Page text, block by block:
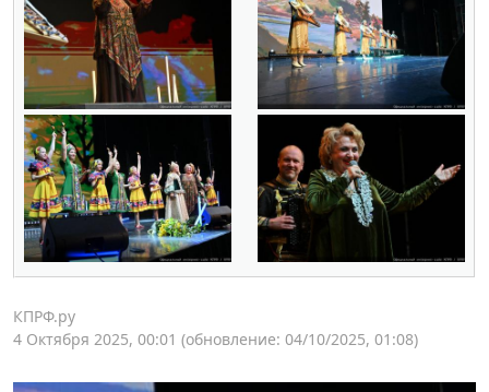
КПРФ.ру
4 Октября 2025, 00:01 (обновление: 04/10/2025, 01:08)